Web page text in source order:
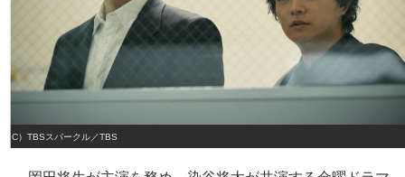
（C）TBSスパークル／TBS